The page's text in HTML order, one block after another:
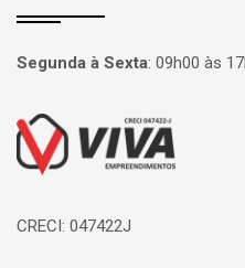
Segunda à Sexta: 09h00 às
Página inicial
CRECI: 047422J